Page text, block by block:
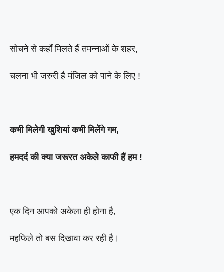
सोचने से कहाँ मिलते हैं तमन्नाओं के शहर,
चलना भी जरुरी है मंजिल को पाने के लिए !
कभी मिलेगी खुशियां कभी मिलेंगे गम,
हमदर्द की क्या जरूरत अकेले काफी हैं हम !
एक दिन आपको अकेला ही होना है,
महफिले तो बस दिखावा कर रही है।